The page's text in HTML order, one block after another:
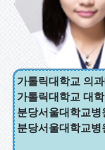
월경장애
여성 클리
부인과 예
종폐경 클
가톨릭대학교 의
가톨릭대학교 대
분당서울대학교
분당서울대학교